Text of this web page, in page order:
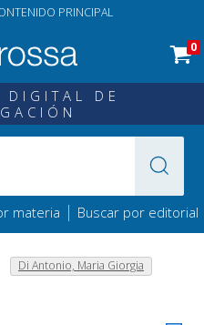
PRINCIPAL
0
DIGITAL DE
materia | Buscar por editorial
Di Antonio, Maria Giorgia